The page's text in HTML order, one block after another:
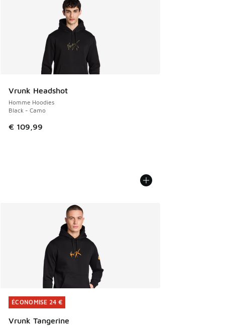
Vrunk Headshot
Homme Hoodies
Black - Camo
€ 109,99
ÉCONOMISE 24 €
Vrunk Tangerine
ÉCONOMISE 24 €